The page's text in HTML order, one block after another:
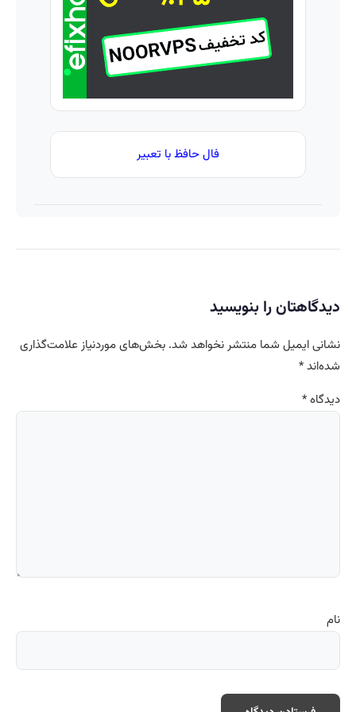
خانگی
فال حافظ با تعبیر
دیدگاهتان را بنویسید
نشانی ایمیل شما منتشر نخواهد شد. بخش‌های موردنیاز علامت‌گذاری
شده‌اند*
دیدگاه*
نام